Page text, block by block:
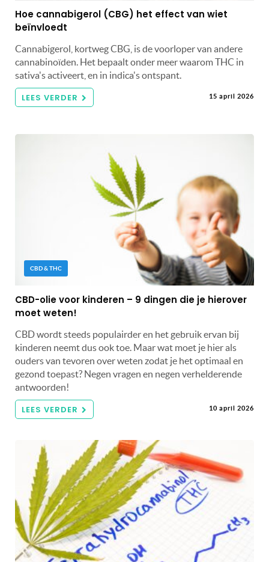
Hoe cannabigerol (CBG) het effect van wiet
beïnvloedt
Cannabigerol, kortweg CBG, is de voorloper van andere
cannabinoïden. Het bepaalt onder meer waarom THC in
sativa's activeert, en in indica's ontspant.
LEES VERDER 15 april 2026
CBD & THC
CBD-olie voor kinderen – 9 dingen die je hierover
moet weten!
CBD wordt steeds populairder en het gebruik ervan bij
kinderen neemt dus ook toe. Maar wat moet je hier als
ouders van tevoren over weten zodat je het optimaal en
gezond toepast? Negen vragen en negen verhelderende
antwoorden!
LEES VERDER 10 april 2026